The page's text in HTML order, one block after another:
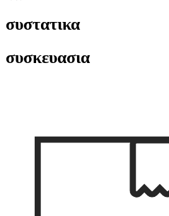
συστατικα
συσκευασια